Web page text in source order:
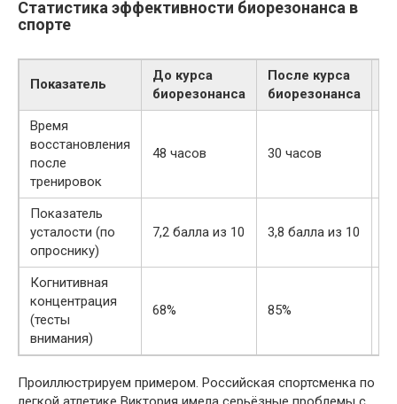
Статистика эффективности биорезонанса в
спорте
Показатель
До курса
биорезонанса
После курса
биорезонанса
Время
восстановления
после
тренировок
48 часов 30 часов
Показатель
усталости (по
опроснику)
7,2 балла из 10 3,8 балла из 10
Когнитивная
концентрация
(тесты
внимания)
68% 85%
Проиллюстрируем примером. Российская спортсменка по